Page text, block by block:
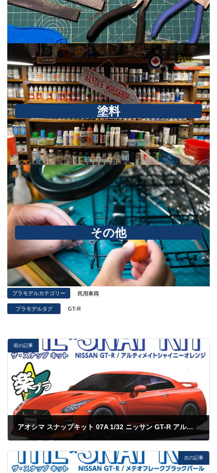
塗料
その他
プラモデルカテゴリー 民用車両
プラモデルタグ GT-R
前の記事
アオシマ スナップキット 07A 1/32 ニッサン GT-R アルティメイトシャイニーオレンジー
2023年6月10日
次の記事